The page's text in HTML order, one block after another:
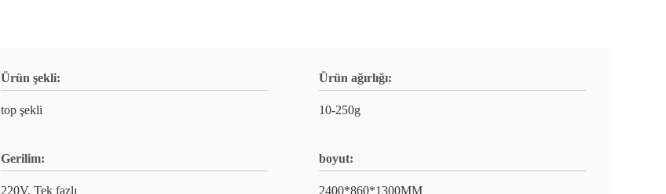
Ürün şekli:
top şekli
Ürün ağırlığı:
10-250g
Gerilim:
220V, Tek fazlı
boyut:
2400*860*1300MM